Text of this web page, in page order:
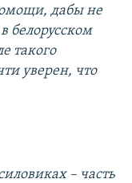
дабы не
белорусском
такого
уверен, что
– часть